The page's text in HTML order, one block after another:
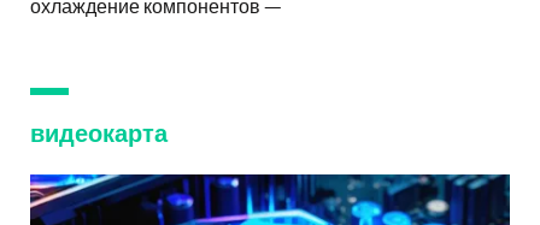
охлаждение компонентов —
видеокарта